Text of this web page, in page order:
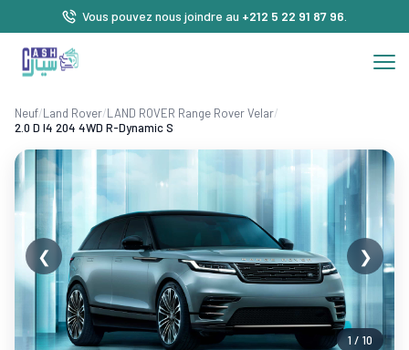
Vous pouvez nous joindre au +212 5 22 91 87 96
Neuf/Land Rover/LAND ROVER Range Rover Velar/
2.0 D I4 204 4WD R-Dynamic S
1 / 10
❮ ❯